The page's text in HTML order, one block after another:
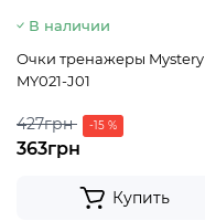
В наличии
Очки тренажеры Mystery
MY021-J01
427грн -15 %
363грн
Купить